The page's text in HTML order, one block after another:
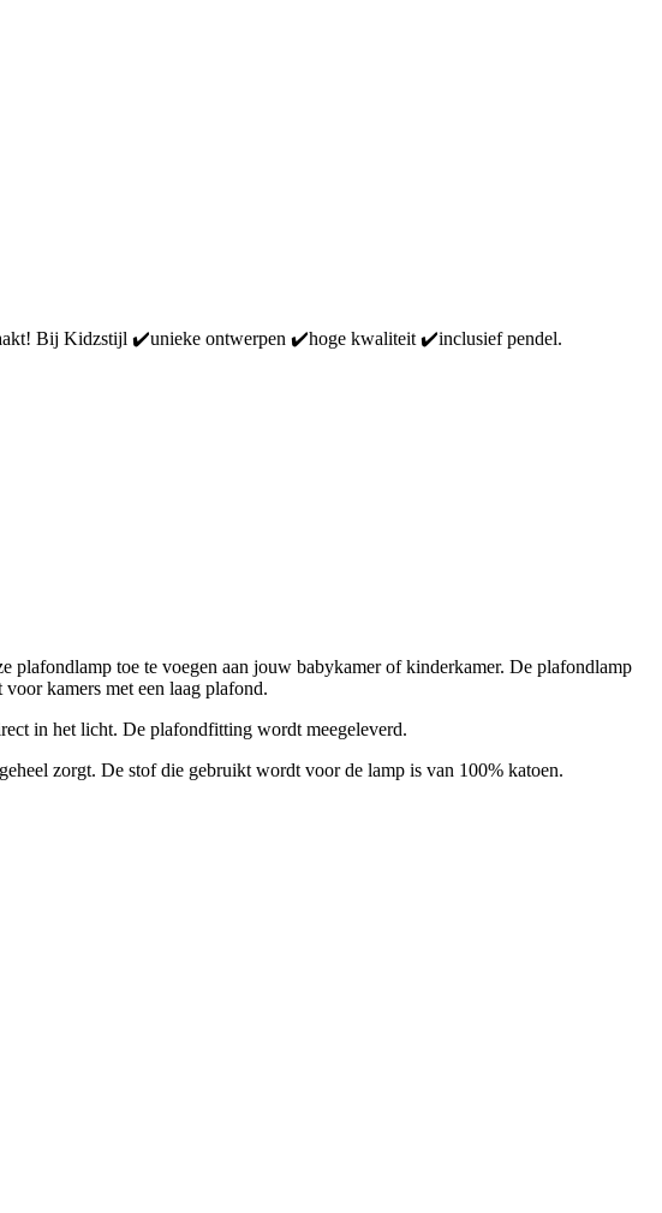
Bij Kidzstijl ✔️unieke ontwerpen ✔️hoge kwaliteit ✔️inclusief pendel.
plafondlamp toe te voegen aan jouw babykamer of kinderkamer. De plafondlamp
kamers met een laag plafond.
in het licht. De plafondfitting wordt meegeleverd.
zorgt. De stof die gebruikt wordt voor de lamp is van 100% katoen.